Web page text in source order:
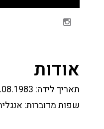
אודות
תאריך לידה:
שפות מדוברות: